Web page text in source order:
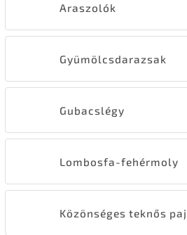
Araszolók
Gyümölcsdarazsak
Gubacslégy
Lombosfa-fehérmoly
Közönséges teknős